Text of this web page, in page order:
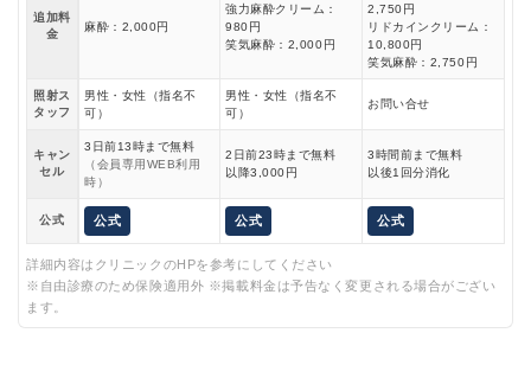
追加料
金
麻酔：2,000円
強力麻酔クリーム：
980円
笑気麻酔：2,000円
2,750円
リドカインクリーム：
10,800円
笑気麻酔：2,750円
照射ス
タッフ
男性・女性（指名不
可）
男性・女性（指名不
可）
お問い合せ
キャン
セル
3日前13時まで無料
（会員専用WEB利用
時）
2日前23時まで無料
以降3,000円
3時間前まで無料
以後1回分消化
公式 公式 公式 公式
詳細内容はクリニックのHPを参考にしてください
※自由診療のため保険適用外 ※掲載料金は予告なく変更される場合がござい
ます。